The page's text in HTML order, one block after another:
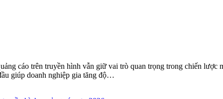
cáo trên truyền hình vẫn giữ vai trò quan trọng trong chiến lược
giúp doanh nghiệp gia tăng độ…